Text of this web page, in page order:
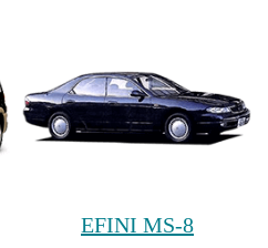
EFINI MS-8